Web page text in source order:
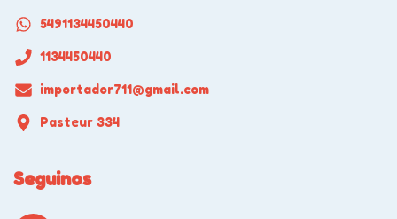
5491134450440
1134450440
importador711@gmail.com
Pasteur 334
Seguinos